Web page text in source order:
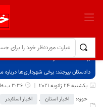
برگ نخست
نوشته‌ها
دادستان بیرجند: برخی شهرداری‌ها درباره
یکشنبه 24 ژانویه 2021
3:36 ب.ظ
حوزه:
اخبار استان , اخبار اسلایدر